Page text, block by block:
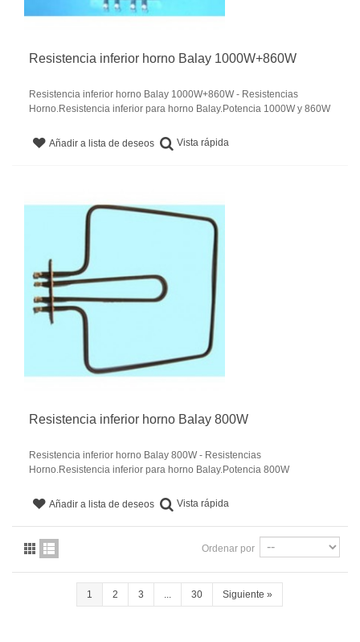
Resistencia inferior horno Balay 1000W+860W
Resistencia inferior horno Balay 1000W+860W - Resistencias
Horno.Resistencia inferior para horno Balay.Potencia 1000W y 860W
Añadir a lista de deseos Vista rápida
Resistencia inferior horno Balay 800W
Resistencia inferior horno Balay 800W - Resistencias
Horno.Resistencia inferior para horno Balay.Potencia 800W
Añadir a lista de deseos Vista rápida
Ordenar por
1 2 3 30 Siguiente »